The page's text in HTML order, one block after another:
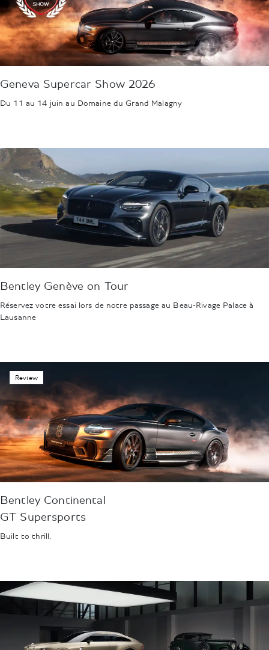
Geneva Supercar Show 2026
Du 11 au 14 juin au Domaine du Grand Malagny
Bentley Genève on Tour
Réservez votre essai lors de notre passage au Beau-Rivage Palace à
Lausanne
Bentley Continental
GT Supersports
Built to thrill.
Review